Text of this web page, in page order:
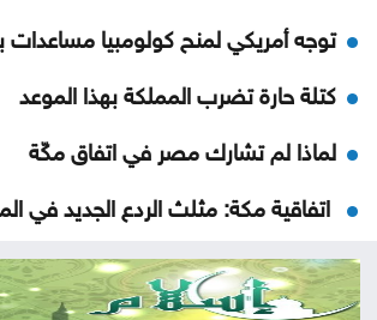
توجه أمريكي لمنح كولومبيا مساعدات
كتلة حارة تضرب المملكة بهذا الموعد
لماذا لم تشارك مصر في اتفاق مكّة
اتفاقية مكة: مثلث الردع الجديد في
نتائج التوجيهي على الأبواب ..
المتوقع لإعلانها